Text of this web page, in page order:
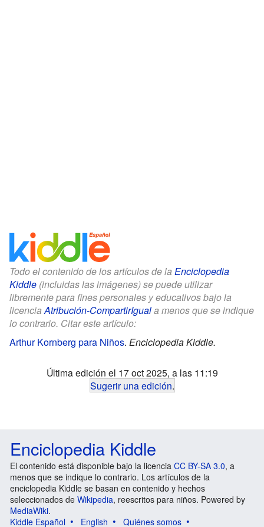
Todo el contenido de los artículos de la Enciclopedia
Kiddle (incluidas las imágenes) se puede utilizar
libremente para fines personales y educativos bajo la
licenciaAtribución-CompartirIguala menos que se indique
lo contrario. Citar este artículo:
Arthur Kornberg para Niños. Enciclopedia Kiddle.
Última edición el 17 oct 2025, a las 11:19
Sugerir una edición.
Enciclopedia Kiddle
El contenido está disponible bajo la licencia CC BY-SA 3.0, a
menos que se indique lo contrario. Los artículos de la
enciclopedia Kiddle se basan en contenido y hechos
seleccionados de Wikipedia, reescritos para niños. Powered by
MediaWiki.
Kiddle Español
English Quiénes somos